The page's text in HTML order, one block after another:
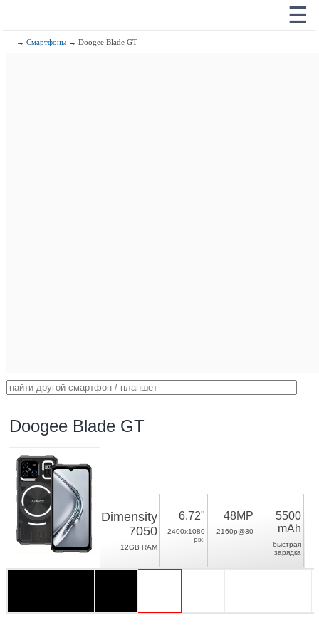
☰
→Смартфоны → Doogee Blade GT
Doogee Blade GT
Dimensity
7050
12GB RAM
6.72"
2400x1080
pix.
48MP
2160p@30
5500
mAh
быстрая
зарядка